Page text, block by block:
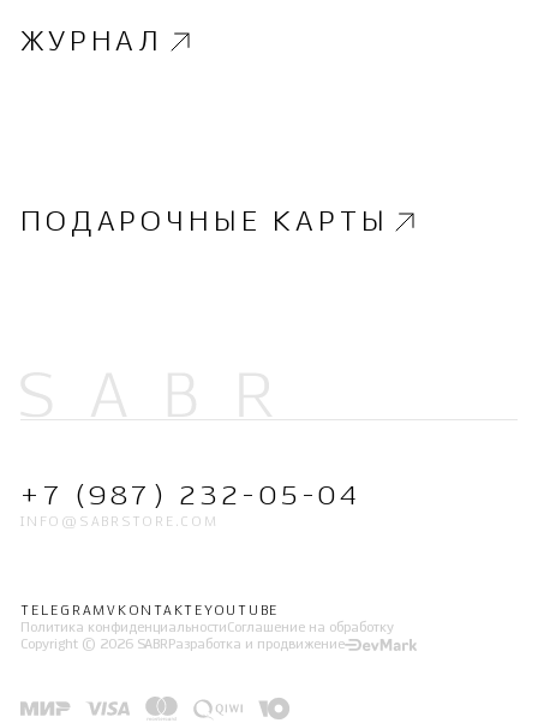
ЖУРНАЛ
ПОДАРОЧНЫЕ КАРТЫ
+7 (987) 232-05-04
INFO@SABRSTORE.COM
TELEGRAMVKONTAKTE YOUTUBE
Политика конфиденциальности Соглашение на обработку
Copyright © 2026 SABR Разработка и продвижение